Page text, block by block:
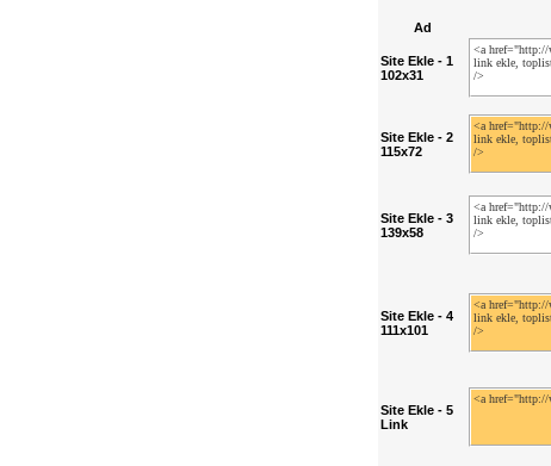
Ad
Site Ekle - 1
102x31
Site Ekle - 2
115x72
Site Ekle - 3
139x58
Site Ekle - 4
111x101
Site Ekle - 5
Link